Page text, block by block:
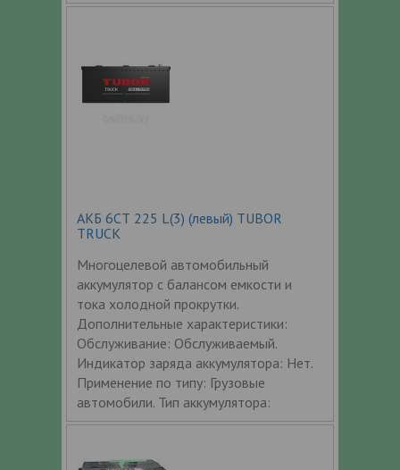
АКБ 6СТ 225 L(3) (левый) TUBOR
TRUCK
Многоцелевой автомобильный
аккумулятор с балансом емкости и
тока холодной прокрутки.
Дополнительные характеристики:
Обслуживание: Обслуживаемый.
Индикатор заряда аккумулятора: Нет.
Применение по типу: Грузовые
автомобили. Тип аккумулятора: